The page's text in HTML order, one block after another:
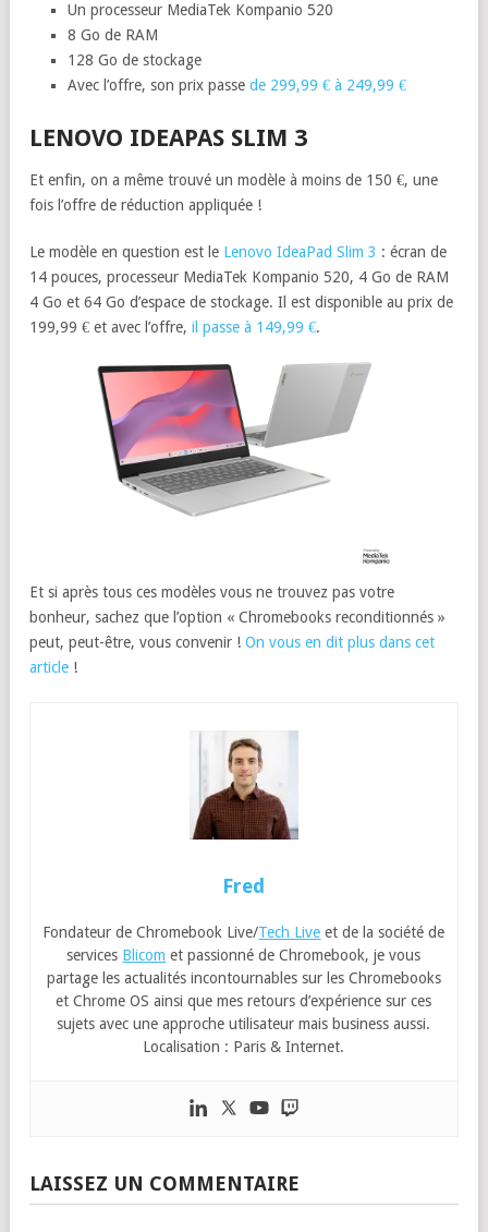
Un processeur MediaTek Kompanio 520
8 Go de RAM
128 Go de stockage
Avec l’offre, son prix passe de 299,99 € à 249,99 €
LENOVO IDEAPAS SLIM 3
Et enfin, on a même trouvé un modèle à moins de 150 €, une
fois l’offre de réduction appliquée !
Le modèle en question est le Lenovo IdeaPad Slim 3 : écran de
14 pouces, processeur MediaTek Kompanio 520, 4 Go de RAM
4 Go et 64 Go d’espace de stockage. Il est disponible au prix de
199,99 € et avec l’offre, il passe à 149,99 €.
Et si après tous ces modèles vous ne trouvez pas votre
bonheur, sachez que l’option « Chromebooks reconditionnés »
peut, peut-être, vous convenir ! On vous en dit plus dans cet
article !
Fred
Fondateur de Chromebook Live/Tech Live et de la société de
services Blicom et passionné de Chromebook, je vous
partage les actualités incontournables sur les Chromebooks
et Chrome OS ainsi que mes retours d’expérience sur ces
sujets avec une approche utilisateur mais business aussi.
Localisation : Paris & Internet.
LAISSEZ UN COMMENTAIRE